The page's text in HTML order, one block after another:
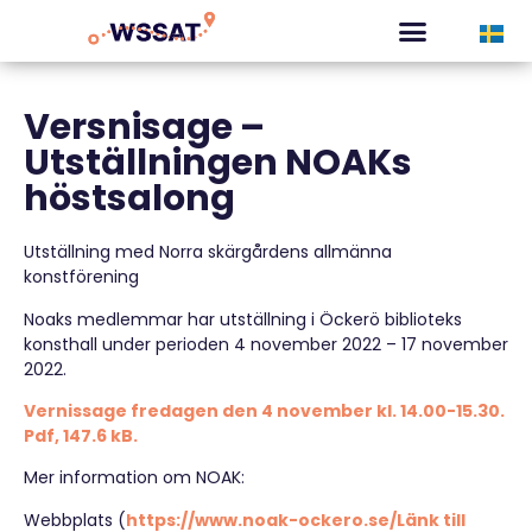
Versnisage –
Utställningen NOAKs
höstsalong
Utställning med Norra skärgårdens allmänna
konstförening
Noaks medlemmar har utställning i Öckerö biblioteks
konsthall under perioden 4 november 2022 – 17 november
2022.
Vernissage fredagen den 4 november kl. 14.00-15.30.
Pdf, 147.6 kB.
Mer information om NOAK:
Webbplats (https://www.noak-ockero.se/Länk till